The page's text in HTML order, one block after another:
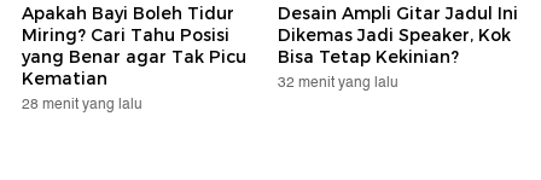
Apakah Bayi Boleh Tidur
Miring? Cari Tahu Posisi
yang Benar agar Tak Picu
Kematian
28 menit yang lalu
Desain Ampli Gitar Jadul Ini
Dikemas Jadi Speaker, Kok
Bisa Tetap Kekinian?
32 menit yang lalu